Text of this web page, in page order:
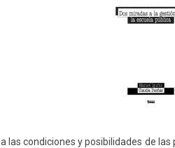
las condiciones y posibilidades de